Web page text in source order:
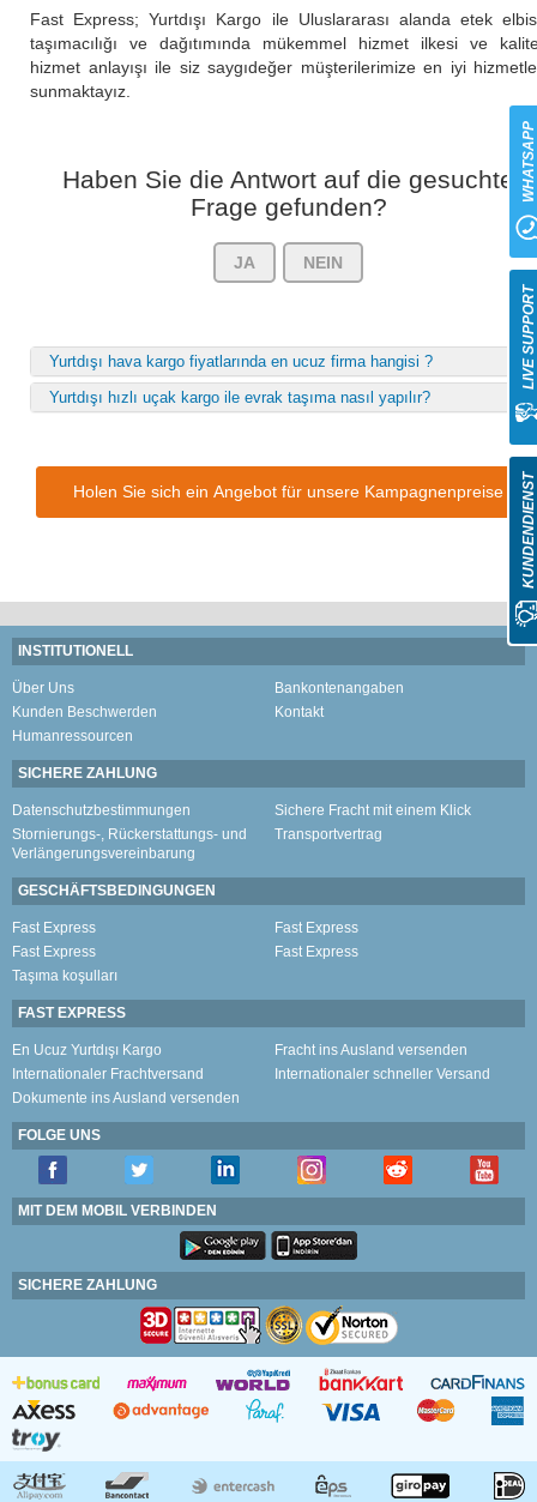
Fast Express; Yurtdışı Kargo ile Uluslararası alanda etek
taşımacılığı ve dağıtımında mükemmel hizmet ilkesi ve
hizmet anlayışı ile siz saygıdeğer müşterilerimize en iyi
sunmaktayız.
Haben Sie die Antwort auf die gesuchte
Frage gefunden?
JA NEIN
Yurtdışı hava kargo fiyatlarında en ucuz firma hangisi ?
Yurtdışı hızlı uçak kargo ile evrak taşıma nasıl yapılır?
Holen Sie sich ein Angebot für unsere Kampagnenpreise
INSTITUTIONELL
Über Uns
Bankontenangaben
Kunden Beschwerden
Kontakt
Humanressourcen
SICHERE ZAHLUNG
Datenschutzbestimmungen
Sichere Fracht mit einem Klick
Stornierungs-, Rückerstattungs- und
Verlängerungsvereinbarung
Transportvertrag
GESCHÄFTSBEDINGUNGEN
Fast Express
Fast Express
Fast Express
Fast Express
Taşıma koşulları
FAST EXPRESS
En Ucuz Yurtdışı Kargo
Fracht ins Ausland versenden
Internationaler Frachtversand
Internationaler schneller Versand
Dokumente ins Ausland versenden
FOLGE UNS
MIT DEM MOBIL VERBINDEN
SICHERE ZAHLUNG
KUNDENDIENST
LIVE SUPPORT
WHATSAPP